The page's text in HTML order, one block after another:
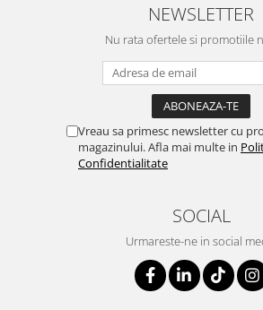
NEWSLETTER
Nu rata ofertele si promotiile
Vreau sa primesc newsletter cu
magazinului. Afla mai multe in
Confidentialitate
SOCIAL
Urmareste-ne in social